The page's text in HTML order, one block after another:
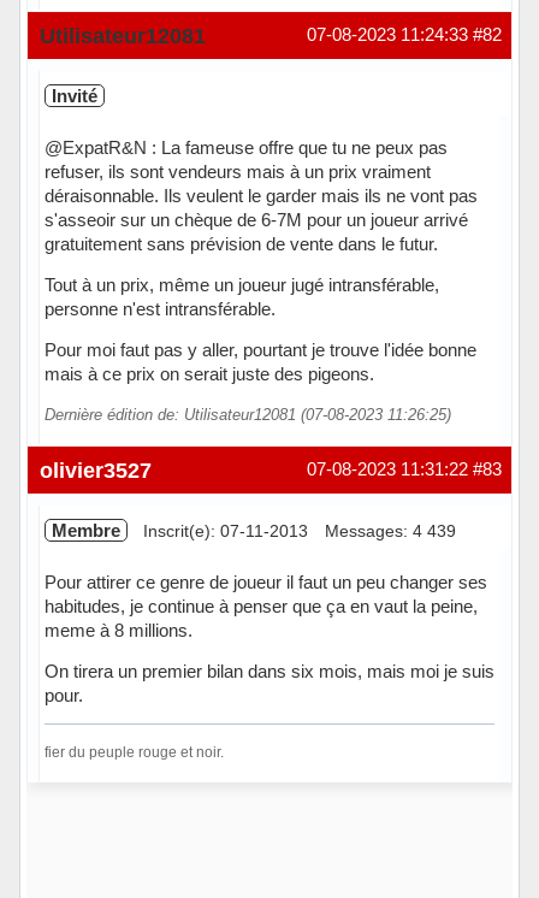
Hors ligne #82
07-08-2023 11:24:33
Utilisateur12081
Invité
@ExpatR&N : La fameuse offre que tu ne peux pas
refuser, ils sont vendeurs mais à un prix vraiment
déraisonnable. Ils veulent le garder mais ils ne vont pas
s'asseoir sur un chèque de 6-7M pour un joueur arrivé
gratuitement sans prévision de vente dans le futur.
Tout à un prix, même un joueur jugé intransférable,
personne n'est intransférable.
Pour moi faut pas y aller, pourtant je trouve l'idée bonne
mais à ce prix on serait juste des pigeons.
Dernière édition de: Utilisateur12081 (07-08-2023 11:26:25)
#83
07-08-2023 11:31:22
olivier3527
Membre Inscrit(e): 07-11-2013 Messages: 4 439
Pour attirer ce genre de joueur il faut un peu changer ses
habitudes, je continue à penser que ça en vaut la peine,
meme à 8 millions.
On tirera un premier bilan dans six mois, mais moi je suis
pour.
fier du peuple rouge et noir.